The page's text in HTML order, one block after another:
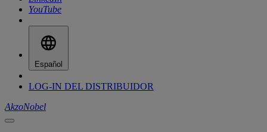
YouTube
Español
LOG-IN DEL DISTRIBUIDOR
AkzoNobel